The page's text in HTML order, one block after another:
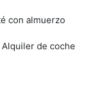
con almuerzo
Alquiler de coche